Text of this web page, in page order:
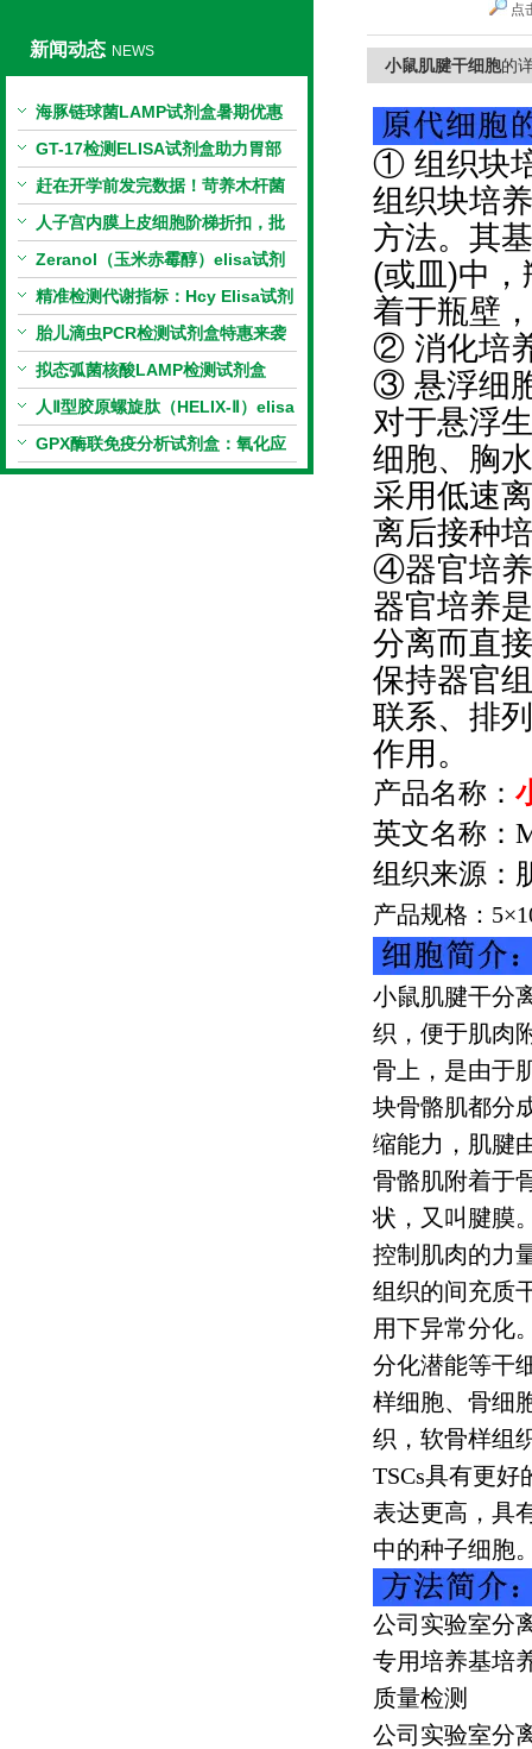
新闻动态 NEWS
海豚链球菌LAMP试剂盒暑期优惠
GT-17检测ELISA试剂盒助力胃部
相关指标样本定量研究
赶在开学前发完数据！苛养木杆菌
PCR检测试剂盒暑假优惠开启
人子宫内膜上皮细胞阶梯折扣，批
量更划算
Zeranol（玉米赤霉醇）elisa试剂
盒特惠
精准检测代谢指标：Hcy Elisa试剂
盒的科研应用与技术特点
胎儿滴虫PCR检测试剂盒特惠来袭
拟态弧菌核酸LAMP检测试剂盒
（恒温荧光法）新品上市优惠活动
人Ⅱ型胶原螺旋肽（HELIX-Ⅱ）elisa
试剂盒科研优惠活动开启
GPX酶联免疫分析试剂盒：氧化应
激研究精准检测工具
点
小鼠肌腱干细胞的
① 组织块
组织块培
方法。其
(或皿)中
着于瓶壁
② 消化培
③ 悬浮细
对于悬浮
细胞、胸
采用低速
离后接种
④器官培养
器官培养
分离而直
保持器官
联系、排
作用。
产品名称：
英文名称：
组织来源：
产品规格： 5×
小鼠肌腱干分
织，便于肌肉
骨上，是由于
块骨骼肌都分
缩能力，肌腱
骨骼肌附着于
状，又叫腱膜
控制肌肉的力
组织的间充质
用下异常分化
分化潜能等干
样细胞、骨细
织，软骨样组
TSCs具有更好
表达更高，具
中的种子细胞
公司实验室分
专用培养基培
质量检测
公司实验室分